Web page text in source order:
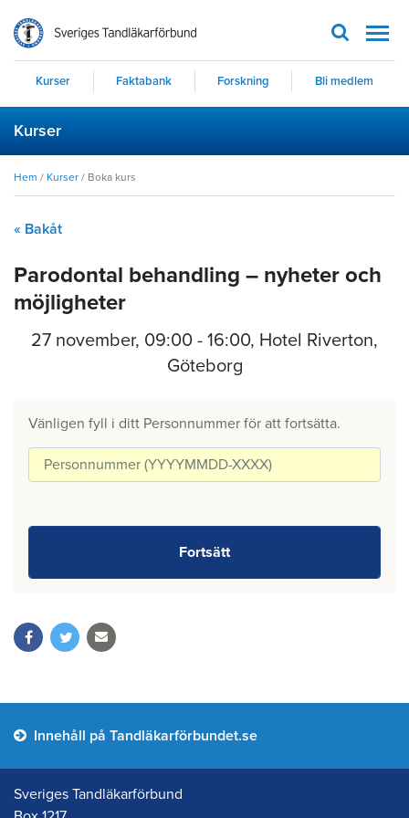
Kurser Faktabank Forskning Bli medlem
Kurser
Hem / Kurser / Boka kurs
« Bakåt
Parodontal behandling – nyheter och
möjligheter
27 november, 09:00 - 16:00, Hotel Riverton,
Göteborg
Vänligen fyll i ditt Personnummer för att fortsätta.
Innehåll på Tandläkarförbundet.se
Sveriges Tandläkarförbund